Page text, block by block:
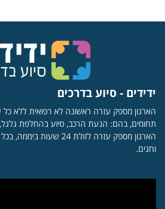
ידידים - סיוע בדרכים
הארגון מספק עזרה ראשונה לא רפואית ללא כל
תחומים, בהם: הנעת הרכב, סיוע בהחלפת
הארגון מספק עזרה לזולת
וחגים.